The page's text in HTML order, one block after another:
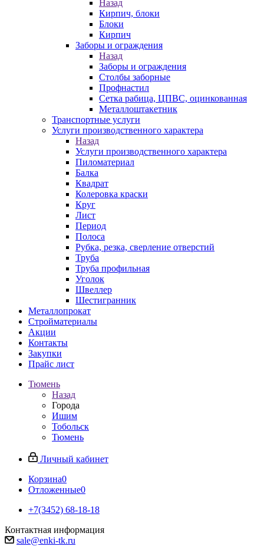
Назад
Кирпич, блоки
Блоки
Кирпич
Заборы и ограждения
Назад
Заборы и ограждения
Столбы заборные
Профнастил
Сетка рабица, ЦПВС, оцинкованная
Металлоштакетник
Транспортные услуги
Услуги производственного характера
Назад
Услуги производственного характера
Пиломатериал
Балка
Квадрат
Колеровка краски
Круг
Лист
Период
Полоса
Рубка, резка, сверление отверстий
Труба
Труба профильная
Уголок
Швеллер
Шестигранник
Металлопрокат
Стройматериалы
Акции
Контакты
Закупки
Прайс лист
Тюмень
Назад
Города
Ишим
Тобольск
Тюмень
Личный кабинет
Корзина0
Отложенные0
+7(3452) 68-18-18
Контактная информация
sale@enki-tk.ru